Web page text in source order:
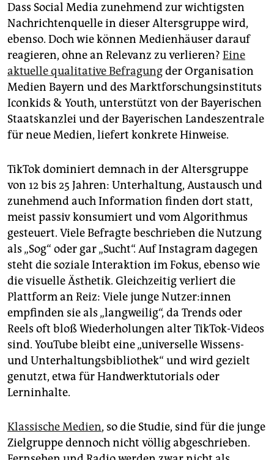
Dass Social Media zunehmend zur wichtigsten
Nachrichtenquelle in dieser Altersgruppe wird,
ebenso. Doch wie können Medienhäuser darauf
reagieren, ohne an Relevanz zu verlieren? Eine
aktuelle qualitative Befragungder Organisation
Medien Bayern und des Marktforschungsinstituts
Iconkids & Youth, unterstützt von der Bayerischen
Staatskanzlei und der Bayerischen Landeszentrale
für neue Medien, liefert konkrete Hinweise.
TikTok dominiert demnach in der Altersgruppe
von 12 bis 25 Jahren: Unterhaltung, Austausch und
zunehmend auch Information finden dort statt,
meist passiv konsumiert und vom Algorithmus
gesteuert. Viele Befragte beschrieben die Nutzung
als „Sog“ oder gar „Sucht“. Auf Instagram dagegen
steht die soziale Interaktion im Fokus, ebenso wie
die visuelle Ästhetik. Gleichzeitig verliert die
Plattform an Reiz: Viele junge Nut­ze­r:in­nen
empfinden sie als „langweilig“, da Trends oder
Reels oft bloß Wiederholungen alter TikTok-Videos
sind. YouTube bleibt eine „universelle Wissens-
und Unterhaltungsbibliothek“ und wird gezielt
genutzt, etwa für Handwerktutorials oder
Lerninhalte.
Klassische Medien, so die Studie, sind für die junge
Zielgruppe dennoch nicht völlig abgeschrieben.